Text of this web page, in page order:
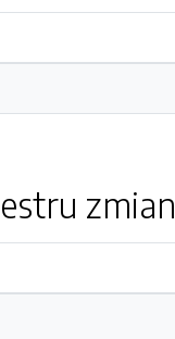
zmian